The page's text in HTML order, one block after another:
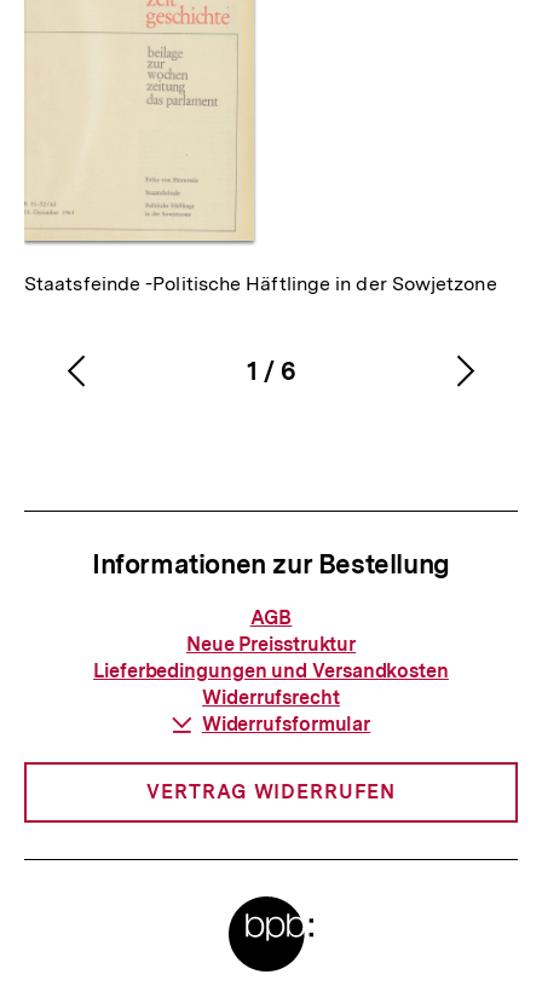
Staatsfeinde -Politische Häftlinge in der Sowjetzone
Karussellinhalt
1
von
/ 6
Vorherigen
Informationen zur Bestellung
Informationen
zur
Bestellung
AGB
Neue Preisstruktur
Lieferbedingungen und Versandkosten
Widerrufsrecht
Download-
Widerrufsformular
VERTRAG WIDERRUFEN